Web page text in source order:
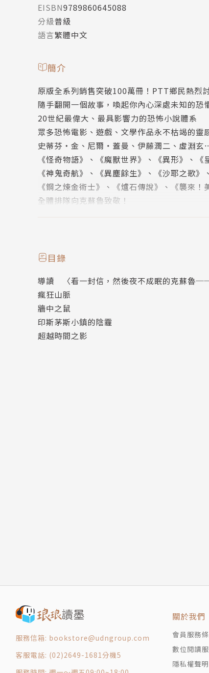
EISBN9789860645088
分級普級
語言繁體中文
簡介
原版全系列銷售突破100萬冊！PTT鄉民熱烈
隨手翻開一個故事，喚起你內心深處未知的恐
20世紀最偉大、最具影響力的恐怖小說體系
眾多恐怖電影、遊戲、文學作品永不枯竭的靈
史蒂芬‧金、尼爾‧蓋曼、伊藤潤二、虛淵玄
《怪奇物語》、《魔獸世界》、《異形》、
《神鬼奇航》、《異塵餘生》、《沙耶之歌
《鋼之煉金術士》、《爐石傳說》、《襲來
全體排隊向克蘇魯致敬！
★ 《魔獸世界》官網認證插畫師親手繪製絕美
★ 克蘇魯資深信徒姚向輝精心翻譯，淺顯易懂
★克蘇魯神話體系最佳入門、進階全解鎖首選！
本書收錄口碑最好、呼聲最高的4部經典中短
〈瘋狂山脈〉：米斯卡托尼克大學教授領軍考
港……
Mar）。
學，眼前出現怪異形狀，彷如置身奇特房間，
換了一個人以『第二人格』生活，花大量時間
語言和民間傳說上的資訊，直到一天有個瘦
目錄
導讀 〈看一封信，然後夜不成眠的克蘇魯──
瘋狂山脈
牆中之鼠
印斯茅斯小鎮的陰霾
超越時間之影
服務信箱: bookstore@udngroup.com
客服電話: (02)2649-1681分機5
關於我們
會員服務
數位閱讀
隱私權聲明